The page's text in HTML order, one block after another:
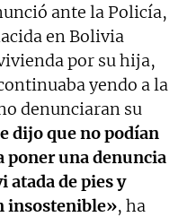
ante la Policía,
en Bolivia
por su hija,
yendo a la
denunciaran su
dijo que no podían
poner una denuncia
atada de pies y
insostenible», ha